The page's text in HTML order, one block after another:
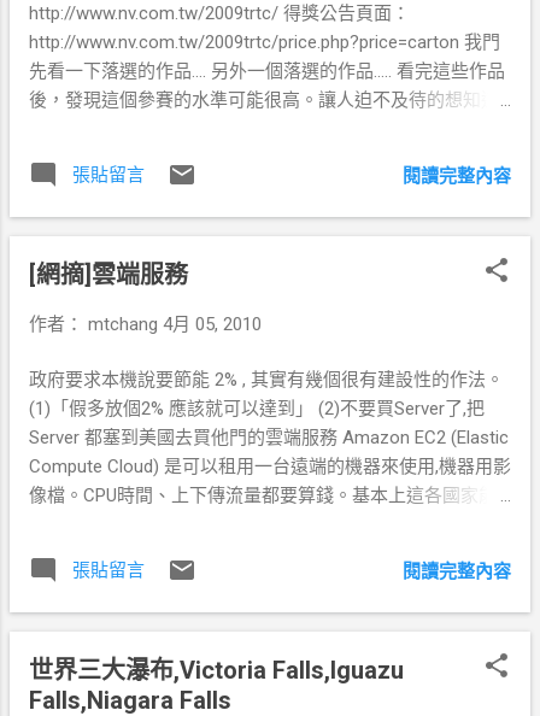
新版的 IE7 or IE8 這樣可以減少 MIS 的工作
負擔。 至於 IE6 必須死亡的原因....以下這個
網站可以提供參考
http://www.neoease.com/ie6-must-die/ IE6
根據網上資料與個人總結, 得出以下幾點: 1.
普及時間長, 用戶已經形成了使用習慣, 甚至
形成以偏概全的認知. XP 的成功和長壽讓 IE6
在正是網絡發展最快速的幾年, 很多用戶一直
項, 無法理解其他瀏覽器新奇的標籤和工具,
很多公司為了節約成本, 開發的應用系統只支
持 IE6. 令人稱奇的是現在還有很多企業繼續
生產這樣的產品. 系統都做出來了, 現在去兼
容吧, 不好意思, 合同沒寫, 加錢也未必做得到.
推倒重做吧, 不可能! 行, 那公司的所有電腦都
佔有率, 你會發現 IE 各版本的佔有率和
更換操作系統默認瀏覽器. V...
http://www.nv.com.tw/2009trtc/ 得獎公告頁面：
http://www.nv.com.tw/2009trtc/price.php?price=carton 我門
先看一下落選的作品.... 另外一個落選的作品..... 看完這些作品
後，發現這個參賽的水準可能很高。讓人迫不及待的想知道
第一名系上的說明稿 我知道，看過的人都有話說.... 請看底下
網友的評論... 你 怎麼能這樣踐踏自己的專業
心藝術的誕生
捷運心文化動畫比賽分析
化動畫(殘念)
http://www.wretch.cc/blog/chi771027/16881785 CAFÉ DE
POÈTE http://jeterchou.blogspot.com/2010/04/2009-
show30.html 標題 Re: [問卦] 有沒有捷運心文化比賽的八卦
http://nobunaga-no-
失格作品大賞 http://www.wretch.cc/blog/hulala21/11241777
的講評 http://bhuntr.com/campaign
張貼留言 閱讀完整內容
[網摘]雲端服務
作者： mtchang 4月 05, 2010
政府要求本機說要節能 2% , 其實有幾個很有建設性的作法。
(1)「假多放個2% 應該就可以達到」 (2)不要買Server了,把
Server 都塞到美國去買他門的雲端服務 Amazon EC2 (Elastic
Compute Cloud) 是可以租用一台遠端的機器來使用,機器用影
像檔。CPU時間、上下傳流量都要算錢。基本上這各國家能
列了一個價格表讓大家參考....
http://aws.amazon.com/ec2/pricing/ 操作說明
http://plog.longwin.com.tw/my_note/2009/02/12/amazon-
用，EC2的儲存是沒有用的。你必須要租用 Amazon S3 當備
份空間，一樣上下載都要算錢得。
張貼留言 閱讀完整內容
世界三大瀑布,Victoria Falls,Iguazu
Falls,Niagara Falls